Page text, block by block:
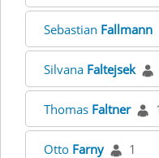
Sebastian Fallmann
Silvana Faltejsek
Thomas Faltner
Otto Farny 1